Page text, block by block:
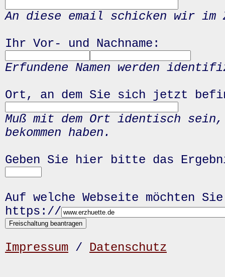
An diese email schicken wir
Ihr Vor- und Nachname:
Erfundene Namen werden
Ort, an dem Sie sich jetzt
Muß mit dem Ort identisch
bekommen haben.
Geben Sie hier bitte das
Auf welche Webseite möchten
https://
Impressum / Datenschutz